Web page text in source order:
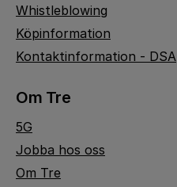
Whistleblowing
Köpinformation
Kontaktinformation - DSA
Om Tre
5G
Jobba hos oss
Om Tre